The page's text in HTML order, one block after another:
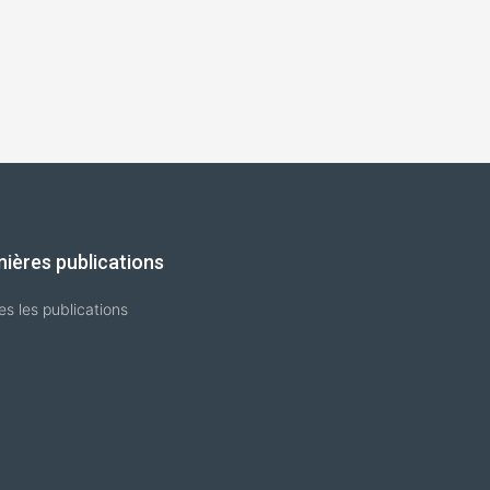
publications
les publications